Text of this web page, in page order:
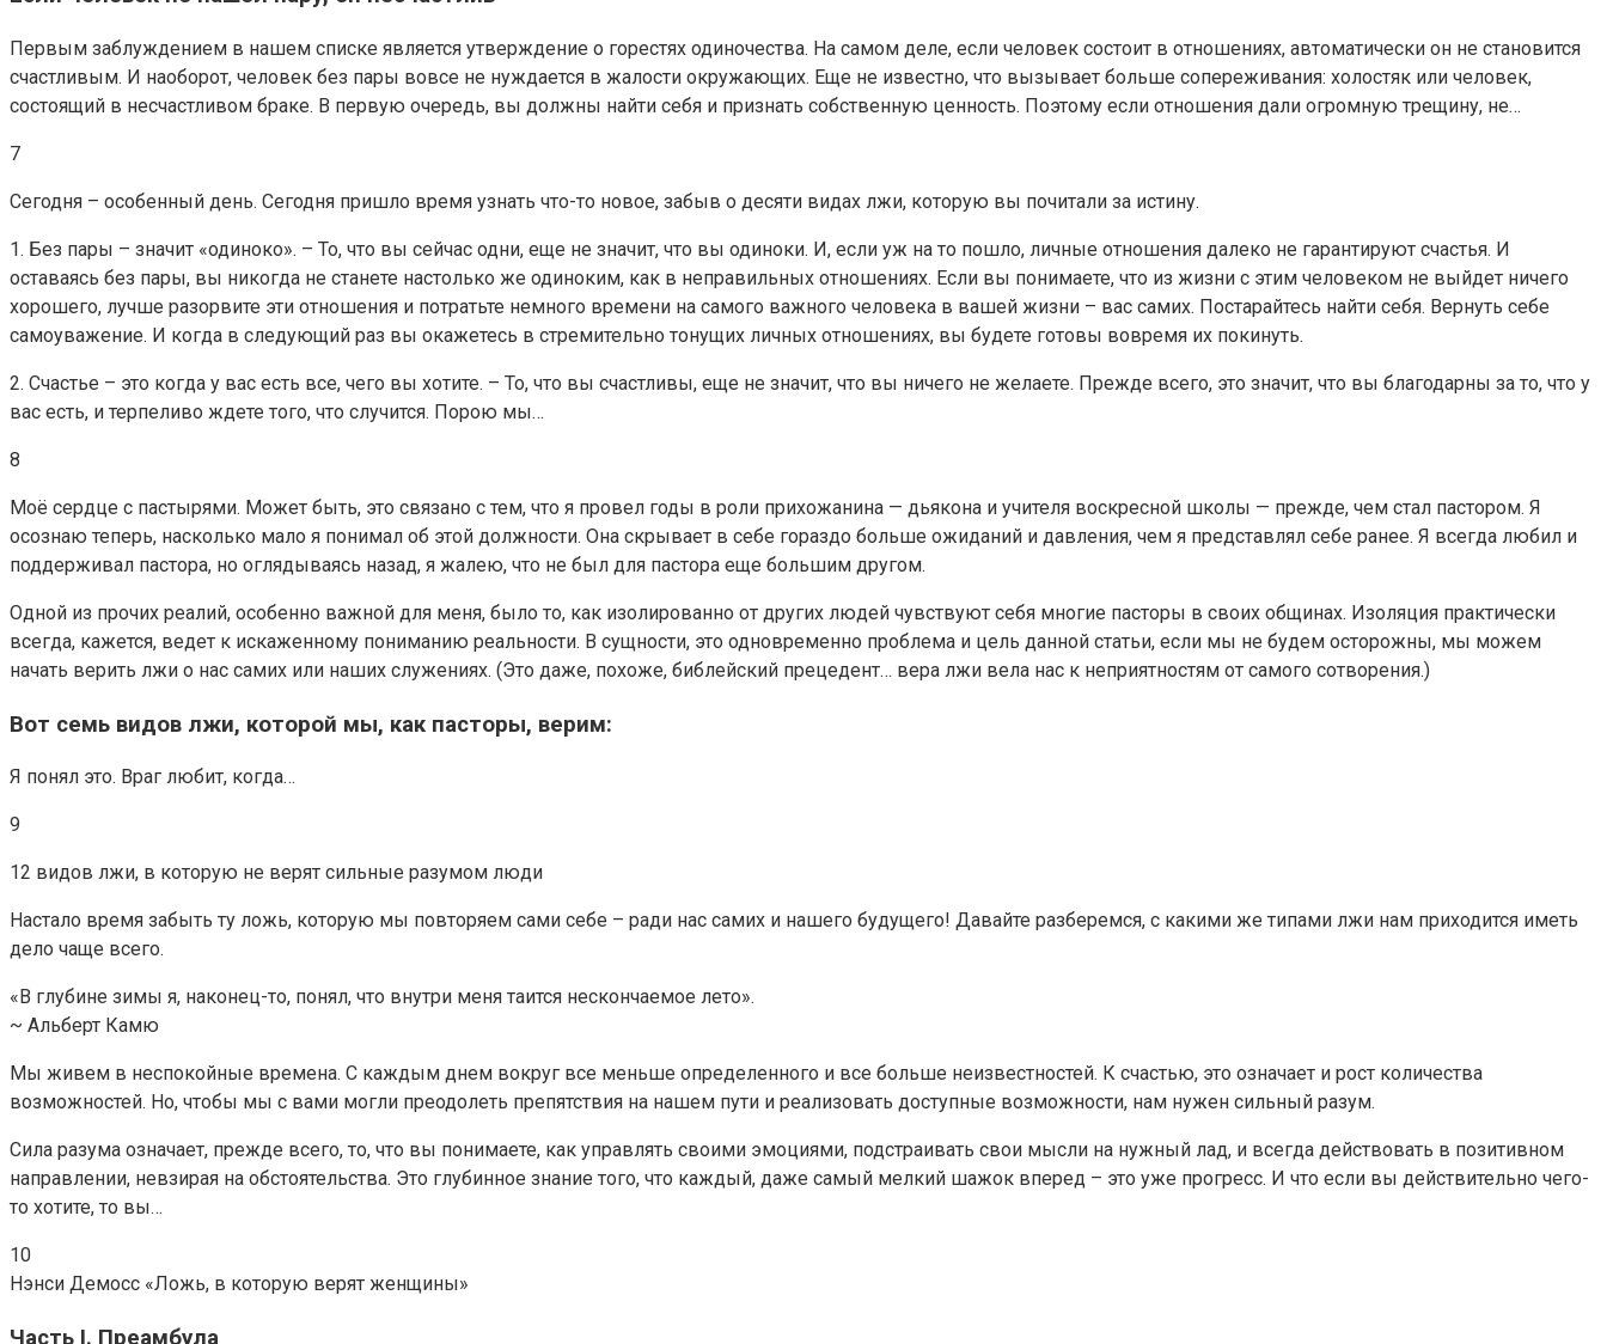
Первым заблуждением в нашем списке является утверждение о горестях одиночества. На самом деле, если человек состоит в отношениях, автоматически он не становится
счастливым. И наоборот, человек без пары вовсе не нуждается в жалости окружающих. Еще не известно, что вызывает больше сопереживания: холостяк или человек,
состоящий в несчастливом браке. В первую очередь, вы должны найти себя и признать собственную ценность. Поэтому если отношения дали огромную трещину, не…
7
Сегодня – особенный день. Сегодня пришло время узнать что-то новое, забыв о десяти видах лжи, которую вы почитали за истину.
1. Без пары – значит «одиноко». – То, что вы сейчас одни, еще не значит, что вы одиноки. И, если уж на то пошло, личные отношения далеко не гарантируют счастья. И
оставаясь без пары, вы никогда не станете настолько же одиноким, как в неправильных отношениях. Если вы понимаете, что из жизни с этим человеком не выйдет ничего
хорошего, лучше разорвите эти отношения и потратьте немного времени на самого важного человека в вашей жизни – вас самих. Постарайтесь найти себя. Вернуть себе
самоуважение. И когда в следующий раз вы окажетесь в стремительно тонущих личных отношениях, вы будете готовы вовремя их покинуть.
2. Счастье – это когда у вас есть все, чего вы хотите. – То, что вы счастливы, еще не значит, что вы ничего не желаете. Прежде всего, это значит, что вы благодарны за то, что у
вас есть, и терпеливо ждете того, что случится. Порою мы…
8
Моё сердце с пастырями. Может быть, это связано с тем, что я провел годы в роли прихожанина — дьякона и учителя воскресной школы — прежде, чем стал пастором. Я
осознаю теперь, насколько мало я понимал об этой должности. Она скрывает в себе гораздо больше ожиданий и давления, чем я представлял себе ранее. Я всегда любил и
поддерживал пастора, но оглядываясь назад, я жалею, что не был для пастора еще большим другом.
Одной из прочих реалий, особенно важной для меня, было то, как изолированно от других людей чувствуют себя многие пасторы в своих общинах. Изоляция практически
всегда, кажется, ведет к искаженному пониманию реальности. В сущности, это одновременно проблема и цель данной статьи, если мы не будем осторожны, мы можем
начать верить лжи о нас самих или наших служениях. (Это даже, похоже, библейский прецедент… вера лжи вела нас к неприятностям от самого сотворения.)
Вот семь видов лжи, которой мы, как пасторы, верим:
Я понял это. Враг любит, когда…
9
12 видов лжи, в которую не верят сильные разумом люди
Настало время забыть ту ложь, которую мы повторяем сами себе – ради нас самих и нашего будущего! Давайте разберемся, с какими же типами лжи нам приходится иметь
дело чаще всего.
«В глубине зимы я, наконец-то, понял, что внутри меня таится нескончаемое лето».
~ Альберт Камю
Мы живем в неспокойные времена. С каждым днем вокруг все меньше определенного и все больше неизвестностей. К счастью, это означает и рост количества
возможностей. Но, чтобы мы с вами могли преодолеть препятствия на нашем пути и реализовать доступные возможности, нам нужен сильный разум.
Сила разума означает, прежде всего, то, что вы понимаете, как управлять своими эмоциями, подстраивать свои мысли на нужный лад, и всегда действовать в позитивном
направлении, невзирая на обстоятельства. Это глубинное знание того, что каждый, даже самый мелкий шажок вперед – это уже прогресс. И что если вы действительно чего-
то хотите, то вы…
10
Нэнси Демосс «Ложь, в которую верят женщины»
Часть I. Преамбула